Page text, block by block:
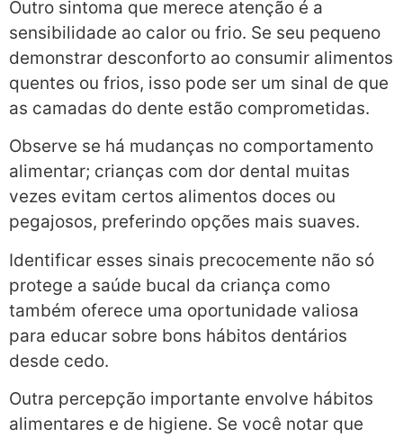
Outro sintoma que merece atenção é a
sensibilidade ao calor ou frio. Se seu pequeno
demonstrar desconforto ao consumir alimentos
quentes ou frios, isso pode ser um sinal de que
as camadas do dente estão comprometidas.
Observe se há mudanças no comportamento
alimentar; crianças com dor dental muitas
vezes evitam certos alimentos doces ou
pegajosos, preferindo opções mais suaves.
Identificar esses sinais precocemente não só
protege a saúde bucal da criança como
também oferece uma oportunidade valiosa
para educar sobre bons hábitos dentários
desde cedo.
Outra percepção importante envolve hábitos
alimentares e de higiene. Se você notar que